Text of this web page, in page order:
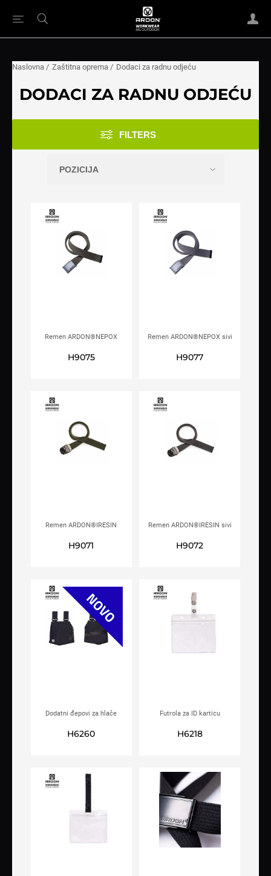
Naslovna / Zaštitna oprema / Dodaci za radnu odjeću
DODACI ZA RADNU ODJEĆU
FILTERS
Remen ARDON®NEPOX
H9075
Remen ARDON®NEPOX sivi
H9077
Remen ARDON®IRESIN
H9071
Remen ARDON®IRESIN sivi
H9072
Dodatni đepovi za hlače
H6260
Futrola za ID karticu
H6218